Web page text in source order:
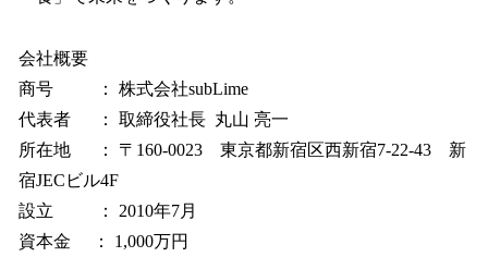
会社概要
商号 ： 株式会社subLime
代表者 ： 取締役社長 丸山 亮一
所在地 ： 〒160-0023 東京都新宿区西新宿7-22-43 新
宿JECビル4F
設立 ： 2010年7月
資本金 ： 1,000万円